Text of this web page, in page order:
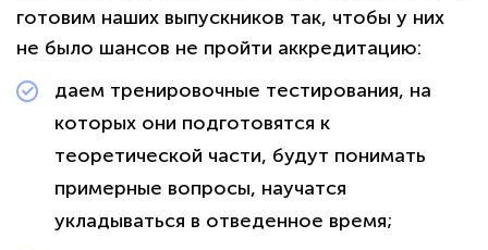
готовим наших выпускников так, чтобы у них
не было шансов не пройти аккредитацию:
даем тренировочные тестирования, на
которых они подготовятся к
теоретической части, будут понимать
примерные вопросы, научатся
укладываться в отведенное время;